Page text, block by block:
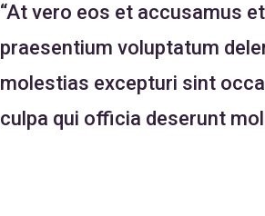
“At vero eos et accusamus
praesentium voluptatum
molestias excepturi sint
culpa qui officia deserunt